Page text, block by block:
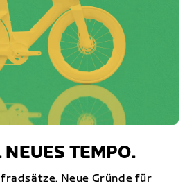
NEUES TEMPO.
Neue Gründe für